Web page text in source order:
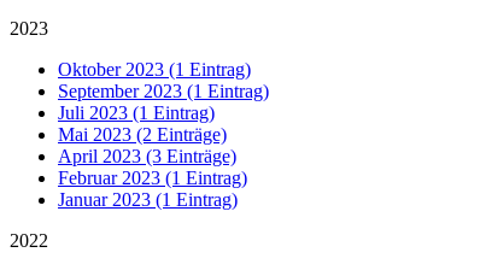
2023
Oktober 2023 (1 Eintrag)
September 2023 (1 Eintrag)
Juli 2023 (1 Eintrag)
Mai 2023 (2 Einträge)
April 2023 (3 Einträge)
Februar 2023 (1 Eintrag)
Januar 2023 (1 Eintrag)
2022